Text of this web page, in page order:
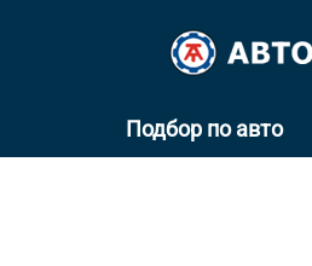
Подбор по авто